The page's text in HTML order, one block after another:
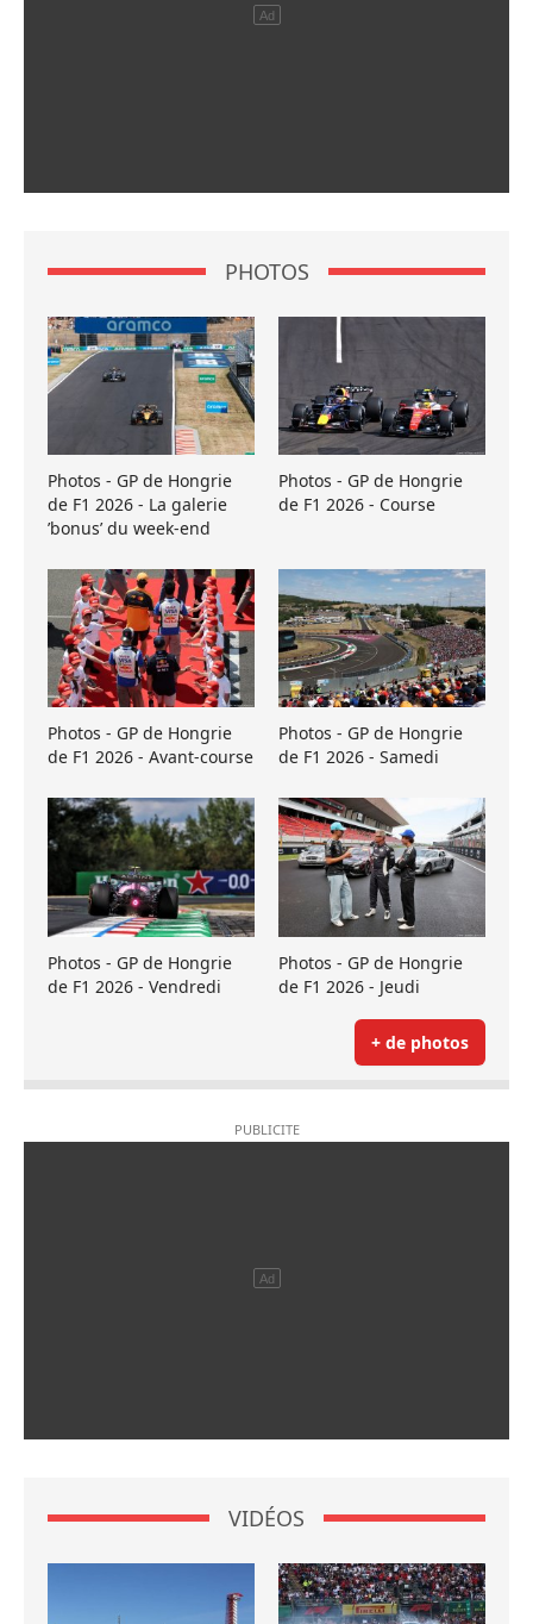
PHOTOS
Photos - GP de Hongrie
de F1 2026 - La galerie
’bonus’ du week-end
Photos - GP de Hongrie
de F1 2026 - Course
Photos - GP de Hongrie
de F1 2026 - Avant-course
Photos - GP de Hongrie
de F1 2026 - Samedi
Photos - GP de Hongrie
de F1 2026 - Vendredi
Photos - GP de Hongrie
de F1 2026 - Jeudi
+ de photos
VIDÉOS